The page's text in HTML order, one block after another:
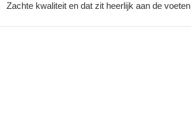
Zachte kwaliteit en dat zit heerlijk aan de voeten